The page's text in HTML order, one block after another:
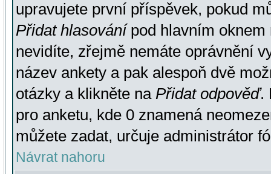
upravujete první příspěvek, pokud
Přidat hlasovánípod hlavním oknem
nevidíte, zřejmě nemáte oprávnění
název ankety a pak alespoň dvě
otázky a klikněte na Přidat odpověď.
pro anketu, kde 0 znamená
můžete zadat, určuje administrátor
Návrat nahoru